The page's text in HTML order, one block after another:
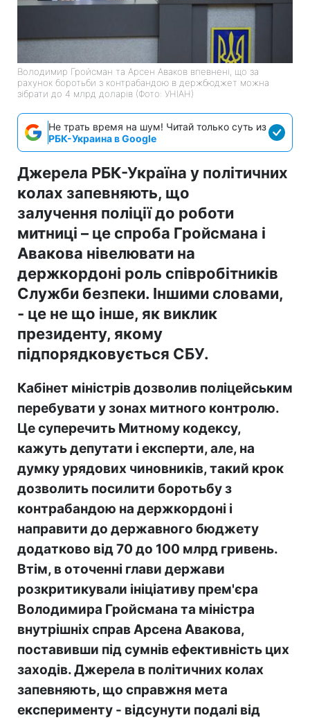
Володимир Гройсман та Арсен Аваков впевнені, що за
рахунок боротьби з контрабандою в держбюджет можна
зібрати до 4 млрд доларів (Фото: УНІАН)
Не трать время на шум! Читай только суть из
РБК-Украина в Google
Джерела РБК-Україна у політичних
колах запевняють, що
залучення поліції до роботи
митниці – це спроба Гройсмана і
Авакова нівелювати на
держкордоні роль співробітників
Служби безпеки. Іншими словами,
- це не що інше, як виклик
президенту, якому
підпорядковується СБУ.
Кабінет міністрів дозволив поліцейським
перебувати у зонах митного контролю.
Це суперечить Митному кодексу,
кажуть депутати і експерти, але, на
думку урядових чиновників, такий крок
дозволить посилити боротьбу з
контрабандою на держкордоні і
направити до державного бюджету
додатково від 70 до 100 млрд гривень.
Втім, в оточенні глави держави
розкритикували ініціативу прем'єра
Володимира Гройсмана та міністра
внутрішніх справ Арсена Авакова,
поставивши під сумнів ефективність цих
заходів. Джерела в політичних колах
запевняють, що справжня мета
експерименту - відсунути подалі від